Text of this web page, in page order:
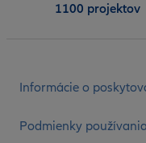
Informácie o
Podmienky
1100 projektov